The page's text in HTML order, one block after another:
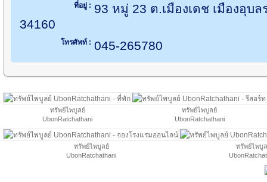
ที่อยู่ : 93 หมู่ 23 ต.เมืองเดช เมืองอุบ
34160
โทรศัพท์ : 045-265780
ทรัพย์ไพบูลย์
UbonRatchathani
ทรัพย์ไพบูลย์
UbonRatchathani
ทรัพย์ไพบูลย์
UbonRatchathani
ทรัพย์ไพบู